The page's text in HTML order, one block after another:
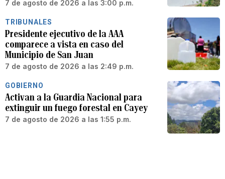
7 de agosto de 2026 a las 3:00 p.m.
TRIBUNALES
Presidente ejecutivo de la AAA
comparece a vista en caso del
Municipio de San Juan
7 de agosto de 2026 a las 2:49 p.m.
GOBIERNO
Activan a la Guardia Nacional para
extinguir un fuego forestal en Cayey
7 de agosto de 2026 a las 1:55 p.m.